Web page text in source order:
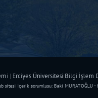
| Erciyes Üniversitesi Bilgi İşlem
sitesi içerik sorumlusu: Baki MURATOĞLU